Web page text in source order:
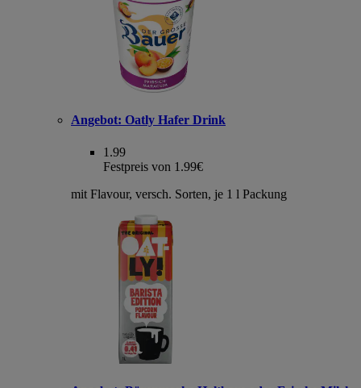
Angebot: Oatly Hafer Drink
1.99
Festpreis von 1.99€
mit Flavour, versch. Sorten, je 1 l Packung